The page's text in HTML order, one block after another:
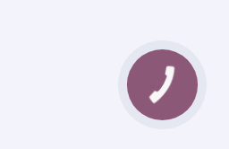
КНОПКА
ЗВ'ЯЗКУ